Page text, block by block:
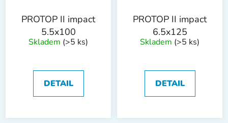
PROTOP II impact
5.5x100
Skladem (>5 ks)
DETAIL
PROTOP II impact
6.5x125
Skladem (>5 ks)
DETAIL